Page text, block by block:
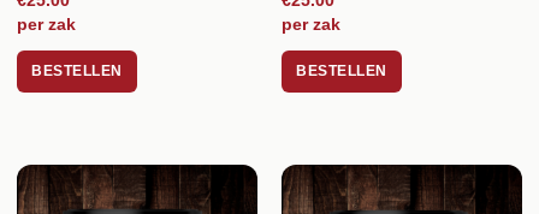
per zak
BESTELLEN
per zak
BESTELLEN